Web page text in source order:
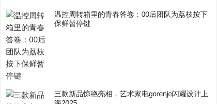
温控周转箱里的青春答卷：00后团队为荔枝按下
保鲜暂停键
三款新品惊艳亮相，艺术家电gorenje闪耀设计上